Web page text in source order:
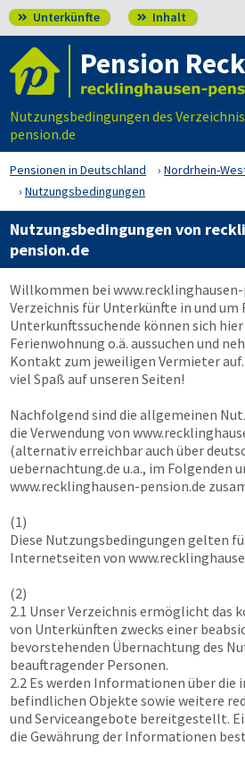
 Unterkünfte  Inhalt
Pension
Nutzungsbedingungen des
pension.de
Pensionen in Deutschland Nordrhein-
Nutzungsbedingungen
Nutzungsbedingungen von
pension.de
Willkommen bei
Verzeichnis für Unterkünfte in und um
Unterkunftssuchende können sich
Ferienwohnung o.ä. aussuchen und
Kontakt zum jeweiligen Vermieter
viel Spaß auf unseren Seiten!
Nachfolgend sind die allgemeinen
die Verwendung von
(alternativ erreichbar auch über
uebernachtung.de u.a., im Folgenden
www.recklinghausen-pension.de
(1)
Diese Nutzungsbedingungen gelten
Internetseiten von
(2)
2.1 Unser Verzeichnis ermöglicht das
von Unterkünften zwecks einer
bevorstehenden Übernachtung des
beauftragender Personen.
2.2 Es werden Informationen über die
befindlichen Objekte sowie weitere
und Serviceangebote bereitgestellt.
die Gewährung der Informationen